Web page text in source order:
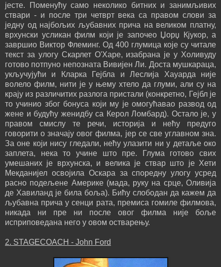
јесте. Поменућу само неколико битних и занимљивих
ствари - и после три четврт века са правом слови за
једну од најбољих љубавних прича на великом платну,
врхунски усликан филм који је започео Џорџ Кјукор, а
завршио Виктор Флеминг. Од 400 глумица које су читале
текст за улогу Скарлет О'Харе, изабрана је у Холивуду
готово потпуно непозната Вивијен Ли. Доста мушкараца,
укључујући и Кларка Гејбла и Леслија Хауарда није
волело филм, нити је у њему хтело да глуми, али су на
крају из различитих разлога пристали (конкретно, Гејбл је
то учинио због бонуса који му је омогућавао развод од
жене и будућу женидбу са Керол Ломбард). Остало је, у
правом смислу те речи, историја и нећу предуго
говорити о значају овог филма, јер се све углавном зна.
За оне који нису гледали, нећу улазити ни у детаље око
заплета, нека то учине што пре. Глума готово свих
умешаних је врхунска, и велика је ствар што је Хети
Мекданијел освојила Оскара за споредну улогу усред
расно подељене Америке (мада, руку на срце, Оливија
де Хавиланд је била боља). Бићу слободан да кажем да
љубавна прича у сенци рата, премиса гомиле филмова,
никада ни пре ни после овог филма није боље
исприповедана него у овом остварењу.
2. STAGECOACH - John Ford